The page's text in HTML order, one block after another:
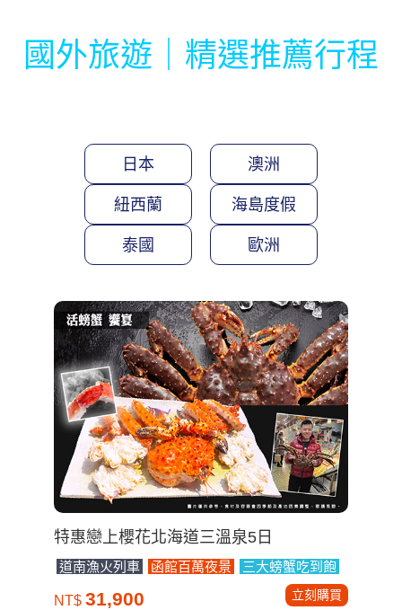
國外旅遊｜精選推薦行程
日本 澳洲
紐西蘭 海島度假
泰國 歐洲
特惠戀上櫻花北海道三溫泉5日
道南漁火列車 函館百萬夜景 三大螃蟹吃到飽
NT$ 31,900 立刻購買